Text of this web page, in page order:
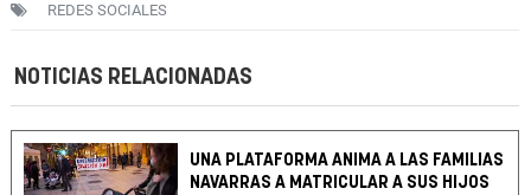
REDES SOCIALES
NOTICIAS RELACIONADAS
UNA PLATAFORMA ANIMA A LAS FAMILIAS
NAVARRAS A MATRICULAR A SUS HIJOS